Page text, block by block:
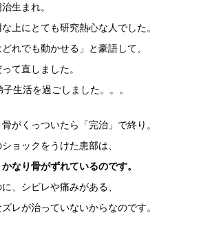
生まれ。
上にとても研究熱心な人でした。
れでも動かせる」と豪語して、
て直しました。
生活を過ごしました。。。
がくっついたら「完治」で終り。
ョックをうけた患部は、
なり骨がずれているのです。
、シビレや痛みがある、
レが治っていないからなのです。